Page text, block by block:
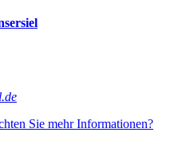
Sie mehr Informationen?